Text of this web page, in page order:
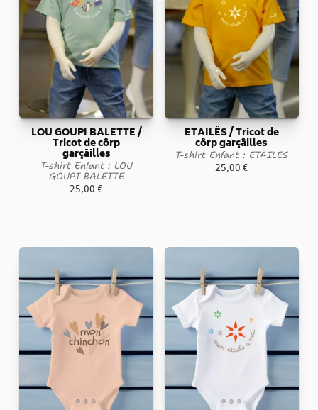
LOU GOUPI BALETTE /
Tricot de côrp
garçâilles
T-shirt Enfant : LOU
GOUPI BALETTE
25,00€
ETAILËS / Tricot de
côrp garçâilles
T-shirt Enfant : ETAILES
25,00€